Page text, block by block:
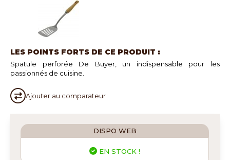
LES POINTS FORTS DE CE PRODUIT :
Spatule perforée De Buyer, un indispensable pour les
passionnés de cuisine.
Ajouter au comparateur
DISPO WEB
EN STOCK !